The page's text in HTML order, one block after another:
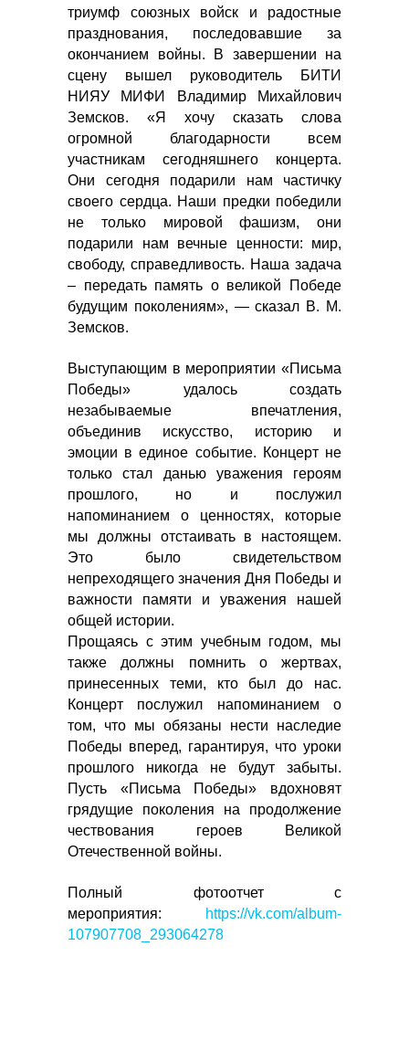
триумф союзных войск и радостные
празднования, последовавшие за
окончанием войны. В завершении на
сцену вышел руководитель БИТИ
НИЯУ МИФИ Владимир Михайлович
Земсков. «Я хочу сказать слова
огромной благодарности всем
участникам сегодняшнего концерта.
Они сегодня подарили нам частичку
своего сердца. Наши предки победили
не только мировой фашизм, они
подарили нам вечные ценности: мир,
свободу, справедливость. Наша задача
– передать память о великой Победе
будущим поколениям», — сказал В. М.
Земсков.
Выступающим в мероприятии «Письма
Победы» удалось создать
незабываемые впечатления,
объединив искусство, историю и
эмоции в единое событие. Концерт не
только стал данью уважения героям
прошлого, но и послужил
напоминанием о ценностях, которые
мы должны отстаивать в настоящем.
Это было свидетельством
непреходящего значения Дня Победы и
важности памяти и уважения нашей
общей истории.
Прощаясь с этим учебным годом, мы
также должны помнить о жертвах,
принесенных теми, кто был до нас.
Концерт послужил напоминанием о
том, что мы обязаны нести наследие
Победы вперед, гарантируя, что уроки
прошлого никогда не будут забыты.
Пусть «Письма Победы» вдохновят
грядущие поколения на продолжение
чествования героев Великой
Отечественной войны.
Полный фотоотчет с
мероприятия:
https://vk.com/album-
107907708_293064278